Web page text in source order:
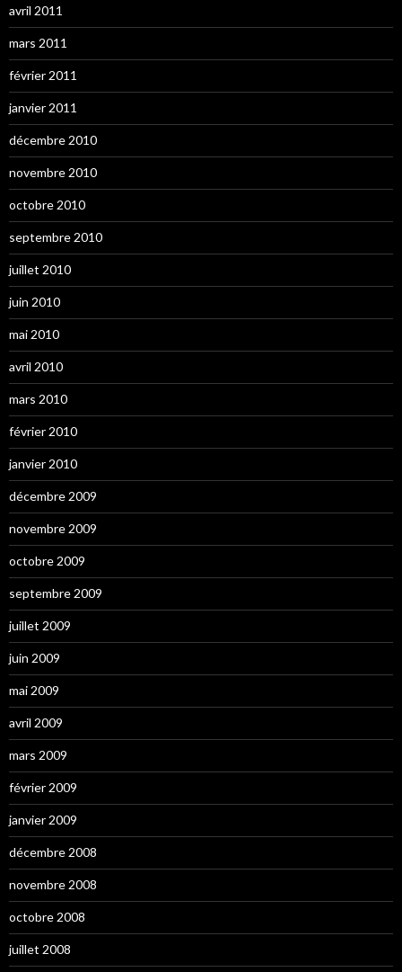
avril 2011
mars 2011
février 2011
janvier 2011
décembre 2010
novembre 2010
octobre 2010
septembre 2010
juillet 2010
juin 2010
mai 2010
avril 2010
mars 2010
février 2010
janvier 2010
décembre 2009
novembre 2009
octobre 2009
septembre 2009
juillet 2009
juin 2009
mai 2009
avril 2009
mars 2009
février 2009
janvier 2009
décembre 2008
novembre 2008
octobre 2008
juillet 2008